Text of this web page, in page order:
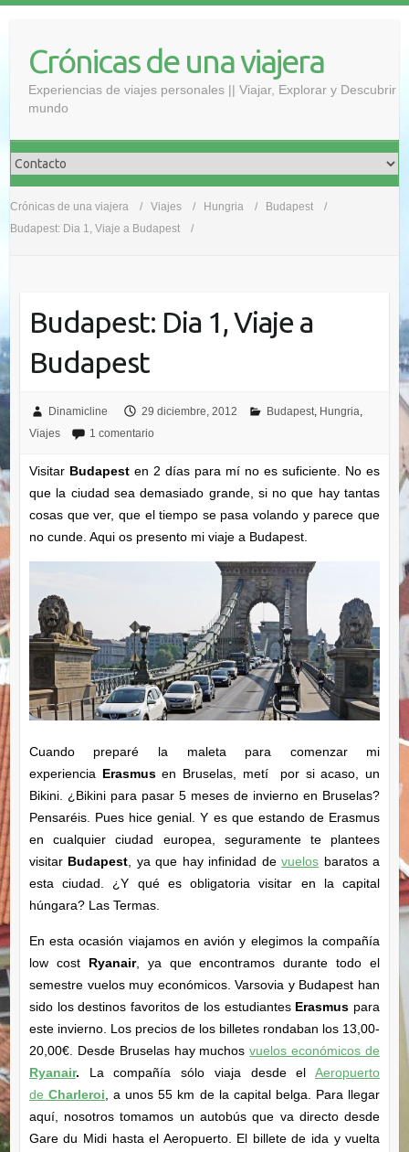
contenidoCrónicas de una viajera
Experiencias de viajes personales || Viajar, Explorar y Descubrir
mundo
Crónicas de una viajera Viajes Hungria
Budapest
Budapest: Dia 1, Viaje a Budapest
Budapest: Dia 1, Viaje a
Budapest
Dinamicline 29 diciembre, 2012 Budapest, Hungria,
Viajes
1 comentario
Visitar Budapesten 2 días para mí no es suficiente. No es
que la ciudad sea demasiado grande, si no que hay tantas
cosas que ver, que el tiempo se pasa volando y parece que
no cunde. Aqui os presento mi viaje a Budapest.
Cuando preparé la maleta para comenzar mi
experiencia Erasmusen Bruselas, metí por si acaso, un
Bikini. ¿Bikini para pasar 5 meses de invierno en Bruselas?
Pensaréis. Pues hice genial. Y es que estando de Erasmus
en cualquier ciudad europea, seguramente te plantees
visitar Budapest, ya que hay infinidad devuelos baratos a
esta ciudad. ¿Y qué es obligatoria visitar en la capital
húngara? Las Termas.
En esta ocasión viajamos en avión y elegimos la compañía
low cost Ryanair, ya que encontramos durante todo el
semestre vuelos muy económicos. Varsovia y Budapest han
sido los destinos favoritos de los estudiantes Erasmus para
este invierno. Los precios de los billetes rondaban los 13,00-
20,00€. Desde Bruselas hay muchosvuelos económicos de
Ryanair. La compañía sólo viaja desde elAeropuerto
deCharleroi,a unos 55 km de la capital belga. Para llegar
aquí, nosotros tomamos un autobús que va directo desde
Gare du Midi hasta el Aeropuerto. El billete de ida y vuelta